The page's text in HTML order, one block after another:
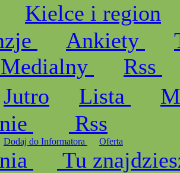
Kielce i region
Ankiety
Rss
Jutro Lista
Rss
Dodaj do Informatora Oferta
Tu